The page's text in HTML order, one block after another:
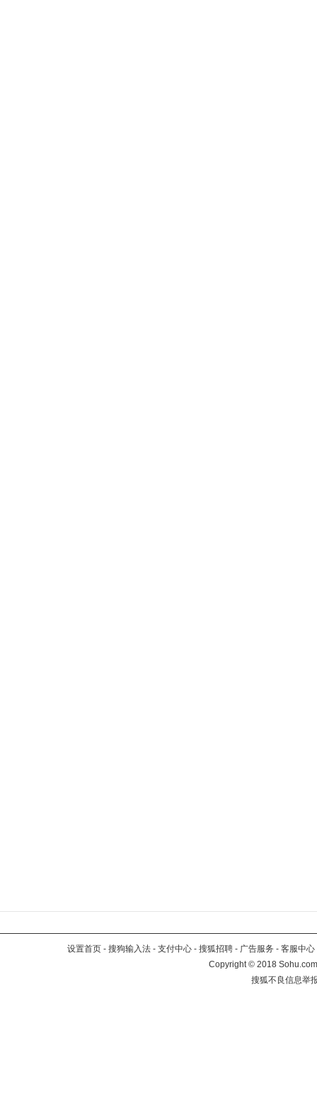
设置首页 - 搜狗输入法 - 支付中心 - 搜狐招聘 - 广告服务 - 客服中心
Copyright©2018
搜狐不良信息举